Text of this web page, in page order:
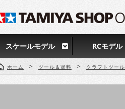
スケールモデル RCモデル
ホーム > ツール＆塗料 > クラフトツール